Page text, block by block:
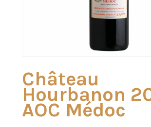
Château
Hourbanon
AOC Médoc